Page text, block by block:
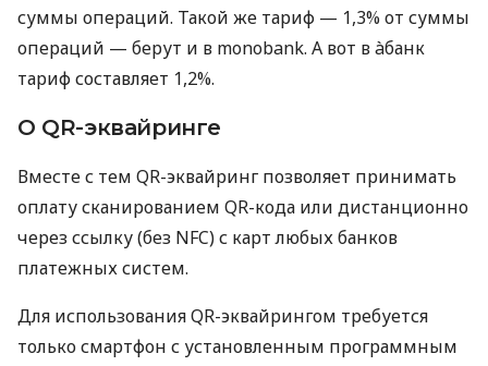
суммы операций. Такой же тариф — 1,3% от суммы
операций — берут и в monobank. А вот в àбанк
тариф составляет 1,2%.
О QR-эквайринге
Вместе с тем QR-эквайринг позволяет принимать
оплату сканированием QR-кода или дистанционно
через ссылку (без NFC) с карт любых банков
платежных систем.
Для использования QR-эквайрингом требуется
только смартфон с установленным программным